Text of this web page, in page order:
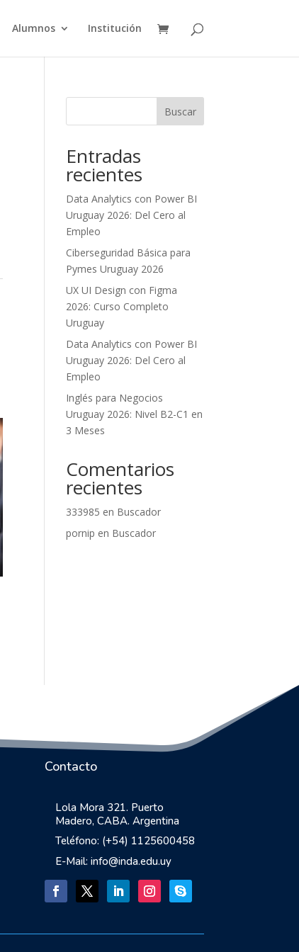
Alumnos Institución
Buscar
Entradas
recientes
Data Analytics con Power BI
Uruguay 2026: Del Cero al
Empleo
Ciberseguridad Básica para
Pymes Uruguay 2026
UX UI Design con Figma
2026: Curso Completo
Uruguay
Data Analytics con Power BI
Uruguay 2026: Del Cero al
Empleo
Inglés para Negocios
Uruguay 2026: Nivel B2-C1 en
3 Meses
Comentarios
recientes
333985 en Buscador
pornip en Buscador
Contacto
Lola Mora 321. Puerto
Madero, CABA. Argentina
Teléfono: (+54) 1125600458
E-Mail: info@inda.edu.uy